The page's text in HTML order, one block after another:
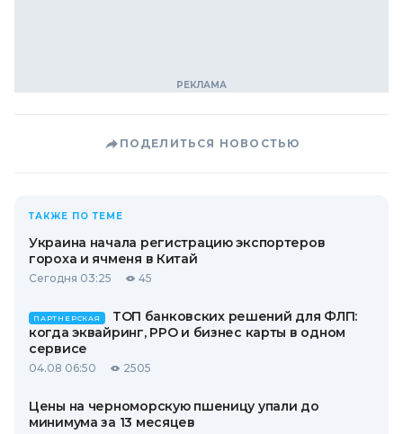
ПОДЕЛИТЬСЯ НОВОСТЬЮ
ТАКЖЕ ПО ТЕМЕ
Украина начала регистрацию экспортеров
гороха и ячменя в Китай
Сегодня 03:25 45
ПАРТНЕРСКАЯ
ТОП банковских решений для ФЛП:
когда эквайринг, РРО и бизнес карты в одном
сервисе
04.08 06:50 2505
Цены на черноморскую пшеницу упали до
минимума за 13 месяцев